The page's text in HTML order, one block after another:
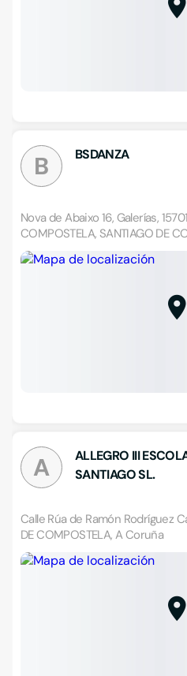
B BSDANZA
Nova de Abaixo 16, Galerías,
COMPOSTELA, SANTIAGO DE
A
ALLEGRO III
SANTIAGO SL.
Calle Rúa de Ramón Rodríguez
DE COMPOSTELA, A Coruña